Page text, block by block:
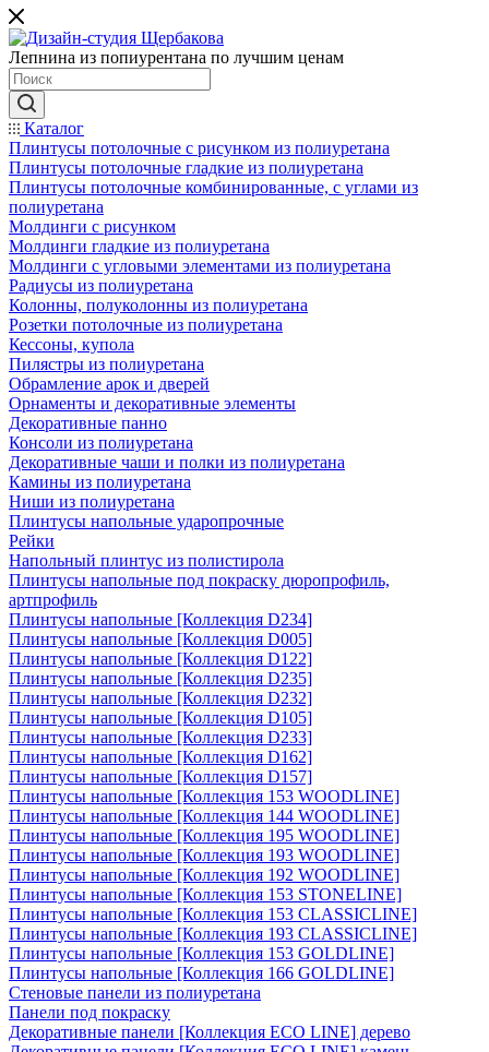
Лепнина из попиурентана по лучшим ценам
Каталог
Плинтусы потолочные с рисунком из полиуретана
Плинтусы потолочные гладкие из полиуретана
Плинтусы потолочные комбинированные, с углами из
полиуретана
Молдинги c рисунком
Молдинги гладкие из полиуретана
Молдинги с угловыми элементами из полиуретана
Радиусы из полиуретана
Колонны, полуколонны из полиуретана
Розетки потолочные из полиуретана
Кессоны, купола
Пилястры из полиуретана
Обрамление арок и дверей
Орнаменты и декоративные элементы
Декоративные панно
Консоли из полиуретана
Декоративные чаши и полки из полиуретана
Камины из полиуретана
Ниши из полиуретана
Плинтусы напольные ударопрочные
Рейки
Напольный плинтус из полистирола
Плинтусы напольные под покраску дюропрофиль,
артпрофиль
Плинтусы напольные [Коллекция D234]
Плинтусы напольные [Коллекция D005]
Плинтусы напольные [Коллекция D122]
Плинтусы напольные [Коллекция D235]
Плинтусы напольные [Коллекция D232]
Плинтусы напольные [Коллекция D105]
Плинтусы напольные [Коллекция D233]
Плинтусы напольные [Коллекция D162]
Плинтусы напольные [Коллекция D157]
Плинтусы напольные [Коллекция 153 WOODLINE]
Плинтусы напольные [Коллекция 144 WOODLINE]
Плинтусы напольные [Коллекция 195 WOODLINE]
Плинтусы напольные [Коллекция 193 WOODLINE]
Плинтусы напольные [Коллекция 192 WOODLINE]
Плинтусы напольные [Коллекция 153 STONELINE]
Плинтусы напольные [Коллекция 153 CLASSICLINE]
Плинтусы напольные [Коллекция 193 CLASSICLINE]
Плинтусы напольные [Коллекция 153 GOLDLINE]
Плинтусы напольные [Коллекция 166 GOLDLINE]
Стеновые панели из полиуретана
Панели под покраску
Декоративные панели [Коллекция ECO LINE] дерево